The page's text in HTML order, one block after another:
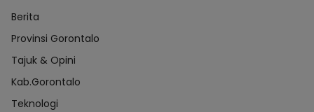
Berita
Provinsi Gorontalo
Tajuk & Opini
Kab.Gorontalo
Teknologi